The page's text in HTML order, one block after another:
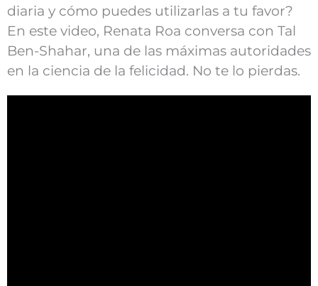
diaria y cómo puedes utilizarlas a tu favor?
En este video, Renata Roa conversa con Tal
Ben-Shahar, una de las máximas autoridades
en la ciencia de la felicidad. No te lo pierdas.